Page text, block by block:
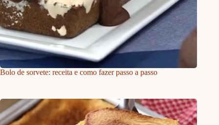
Bolo de sorvete: receita e como fazer passo a passo